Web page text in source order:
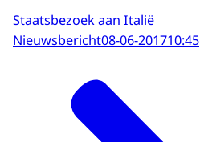
Staatsbezoek aan Italië
Nieuwsbericht08-06-201710:45